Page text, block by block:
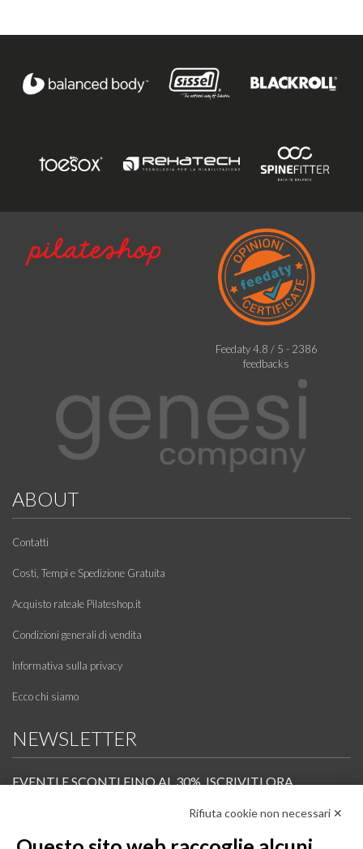
Feedaty4.8 / 5 - 2386
feedbacks
ABOUT
Contatti
Costi, Tempi e Spedizione Gratuita
Acquisto rateale Pilateshop.it
Condizioni generali di vendita
Informativa sulla privacy
Ecco chi siamo
NEWSLETTER
EVENTI E SCONTI FINO AL 30%. ISCRIVITI ORA.
Scopri in anteprima i nuovi prodotti, le promozioni riservate ai professionisti e resta
Rifiuta cookie non necessari ✕